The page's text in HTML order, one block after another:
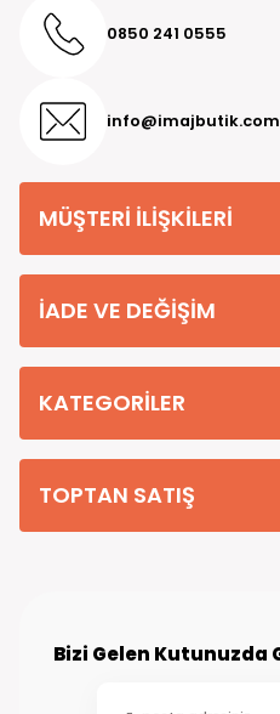
0850 241 0555
info@imajbutik.com
MÜŞTERİ İLİŞKİLERİ
İADE VE DEĞİŞİM
KATEGORİLER
TOPTAN SATIŞ
Bizi Gelen Kutunuzda